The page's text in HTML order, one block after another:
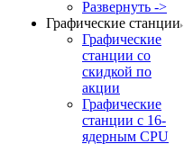
Развернуть ->
Графические станции
Графические
станции со
скидкой по
акции
Графические
станции с 16-
ядерным CPU